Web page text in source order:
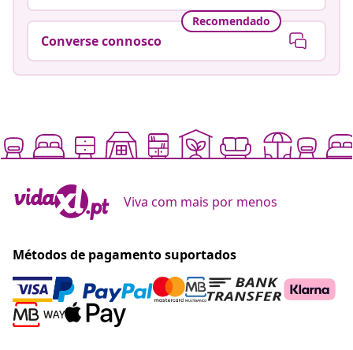
Recomendado
Converse connosco
Viva com mais por menos
Métodos de pagamento suportados